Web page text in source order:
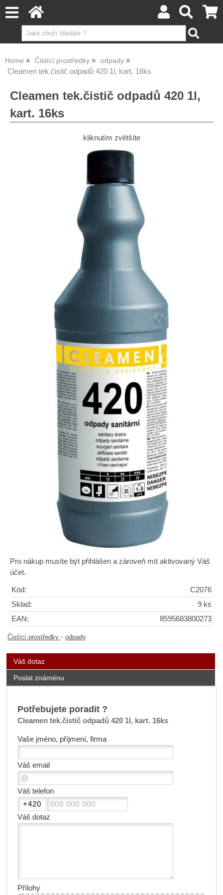
Home Čistící prostředky odpady
Cleamen tek.čistič odpadů 420 1l, kart. 16ks
Cleamen tek.čistič odpadů 420 1l,
kart. 16ks
kliknutím zvětšíte
Pro nákup musíte být přihlášen a zároveň mít aktivovaný Váš
účet.
Kód:
C2076
Sklad:
9 ks
EAN:
8595683800273
Čistící prostředky - odpady
Váš dotaz
Poslat známénu
Potřebujete poradit ?
Cleamen tek.čistič odpadů 420 1l, kart. 16ks
Vaše jméno, příjmení, firma
Váš email
Váš telefon
Váš dotaz
Přílohy